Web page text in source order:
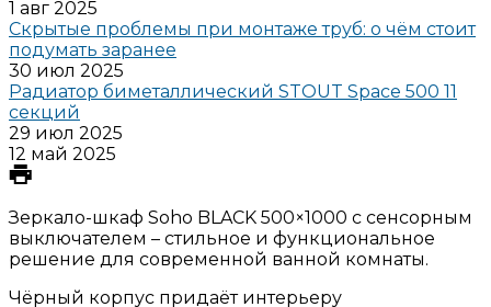
1 авг 2025
Скрытые проблемы при монтаже труб: о чём стоит
подумать заранее
30 июл 2025
Радиатор биметаллический STOUT Space 500 11
секций
29 июл 2025
12 май 2025
Зеркало-шкаф Soho BLACK 500×1000 с сенсорным
выключателем – стильное и функциональное
решение для современной ванной комнаты.
Чёрный корпус придаёт интерьеру